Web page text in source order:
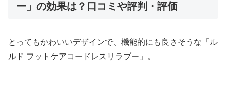
ー」の効果は？口コミや評判・評価
とってもかわいいデザインで、機能的にも良さそうな「ル
ルド フットケアコードレスリラブー」。